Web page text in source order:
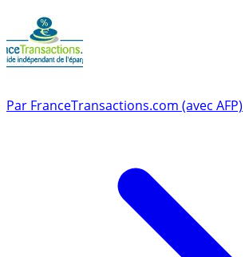
Par FranceTransactions.com (avec AFP)